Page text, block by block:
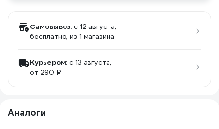
Самовывоз: c 12 августа,
бесплатно, из 1 магазина
Курьером: c 13 августа,
от 290 ₽
Аналоги